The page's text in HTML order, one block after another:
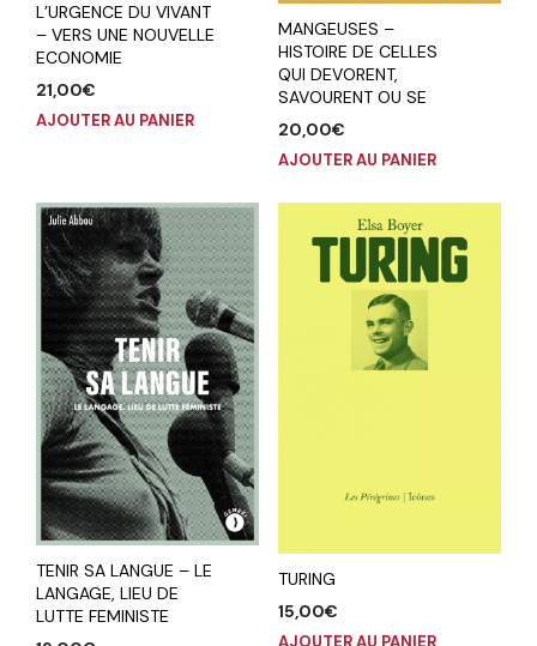
L’URGENCE DU VIVANT
– VERS UNE NOUVELLE
ECONOMIE
21,00€
AJOUTER AU PANIER
MANGEUSES –
HISTOIRE DE CELLES
QUI DEVORENT,
SAVOURENT OU SE
20,00€
AJOUTER AU PANIER
TENIR SA LANGUE – LE
LANGAGE, LIEU DE
LUTTE FEMINISTE
TURING
15,00€
AJOUTER AU PANIER